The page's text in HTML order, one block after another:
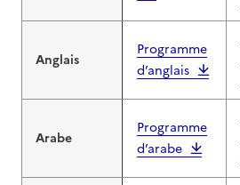
Anglais
Programme
d’anglais
Arabe
Programme
d’arabe